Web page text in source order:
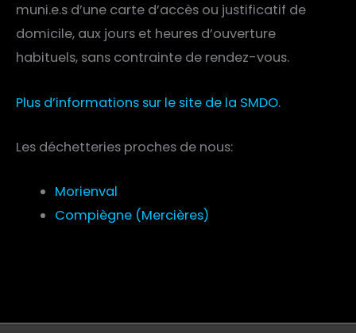
muni.e.s d’une carte d’accès ou justificatif de
domicile, aux jours et heures d’ouverture
habituels, sans contrainte de rendez-vous.
Plus d’informations sur le site de la SMDO.
Les déchetteries proches de nous:
Morienval
Compiègne (Mercières)